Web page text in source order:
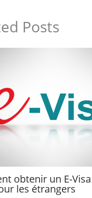
Posts
obtenir un E-
les étrangers